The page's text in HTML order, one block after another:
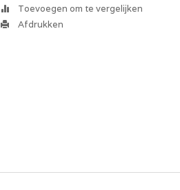
Toevoegen om te vergelijken
Afdrukken